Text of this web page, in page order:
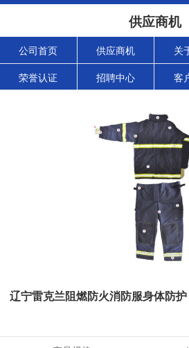
供应商机
公司首页 供应商机 关
荣誉认证 招聘中心 客
辽宁雷克兰阻燃防火消防服身体防